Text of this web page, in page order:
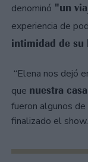
denominó "un
experiencia de
intimidad de su
“Elena nos dejó
que nuestra
fueron algunos
finalizado el show.